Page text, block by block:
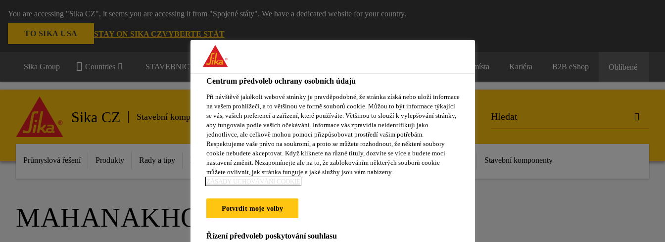
You are accessing "Sika CZ", it seems you are accessing it from "Spojené státy". We have a dedicated website for your country.
TO SIKA USA STAY ON SIKA CZVYBERTE STÁT
Sika Group Countries STAVEBNICTVÍ / PRŮMYSL Prodejní místa Kariéra B2B eShop Oblíbené
Sika CZ Stavební komponenty
Průmyslová řešení Produkty Rady a tipy Inovace Reference Služby zákazníkům Události Dokumentace ke stažení Stavební komponenty
MAHANAKHON
Centrum předvoleb ochrany osobních údajů
Při návštěvě jakékoli webové stránky je pravděpodobné, že stránka získá nebo uloží informace
na vašem prohlížeči, a to většinou ve formě souborů cookie. Můžou to být informace týkající
se vás, vašich preferencí a zařízení, které používáte. Většinou to slouží k vylepšování stránky,
aby fungovala podle vašich očekávání. Informace vás zpravidla neidentifikují jako
jednotlivce, ale celkově mohou pomoci přizpůsobovat prostředí vašim potřebám.
Respektujeme vaše právo na soukromí, a proto se můžete rozhodnout, že některé soubory
cookie nebudete akceptovat. Když kliknete na různé tituly, dozvíte se více a budete moci
nastavení změnit. Nezapomínejte ale na to, že zablokováním některých souborů cookie
můžete ovlivnit, jak stránka funguje a jaké služby jsou vám nabízeny.
ZÁSADY UCHOVÁVÁNÍ COOKIE
Potvrdit moje volby
Řízení předvoleb poskytování souhlasu